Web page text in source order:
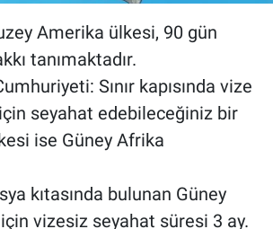
Amerika ülkesi, 90 gün
tanımaktadır.
Sınır kapısında vize
seyahat edebileceğiniz bir
ise Güney Afrika
kıtasında bulunan Güney
vizesiz seyahat süresi 3 ay.